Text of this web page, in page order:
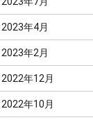
2023年4月
2023年2月
2022年12月
2022年10月